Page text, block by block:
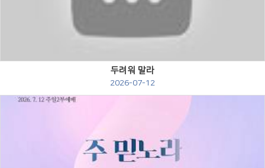
Views
두려워 말라
2026-07-12